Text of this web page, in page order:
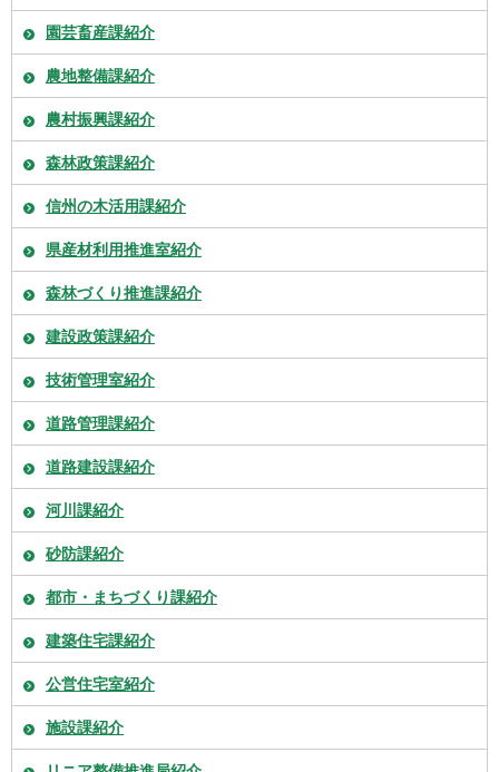
園芸畜産課紹介
農地整備課紹介
農村振興課紹介
森林政策課紹介
信州の木活用課紹介
県産材利用推進室紹介
森林づくり推進課紹介
建設政策課紹介
技術管理室紹介
道路管理課紹介
道路建設課紹介
河川課紹介
砂防課紹介
都市・まちづくり課紹介
建築住宅課紹介
公営住宅室紹介
施設課紹介